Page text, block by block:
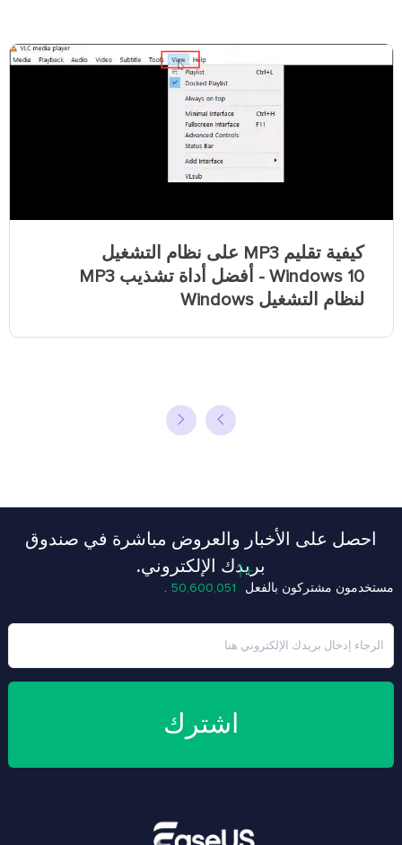
كيفية تقليم MP3 على نظام التشغيل
Windows 10 - أفضل أداة تشذيب MP3
لنظام التشغيل Windows
احصل على الأخبار والعروض مباشرة في صندوق
بريدك الإلكتروني.
مستخدمون مشتركون بالفعل 50,600,052
اشترك
+7